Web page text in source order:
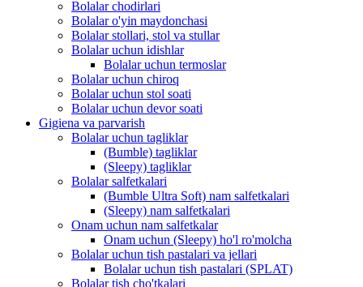
Bolalar chodirlari
Bolalar o'yin maydonchasi
Bolalar stollari, stol va stullar
Bolalar uchun idishlar
Bolalar uchun termoslar
Bolalar uchun chiroq
Bolalar uchun stol soati
Bolalar uchun devor soati
Gigiena va parvarish
Bolalar uchun tagliklar
(Bumble) tagliklar
(Sleepy) tagliklar
Bolalar salfetkalari
(Bumble Ultra Soft) nam salfetkalari
(Sleepy) nam salfetkalari
Onam uchun nam salfetkalar
Onam uchun (Sleepy) ho'l ro'molcha
Bolalar uchun tish pastalari va jellari
Bolalar uchun tish pastalari (SPLAT)
Bolalar tish cho'tkalari